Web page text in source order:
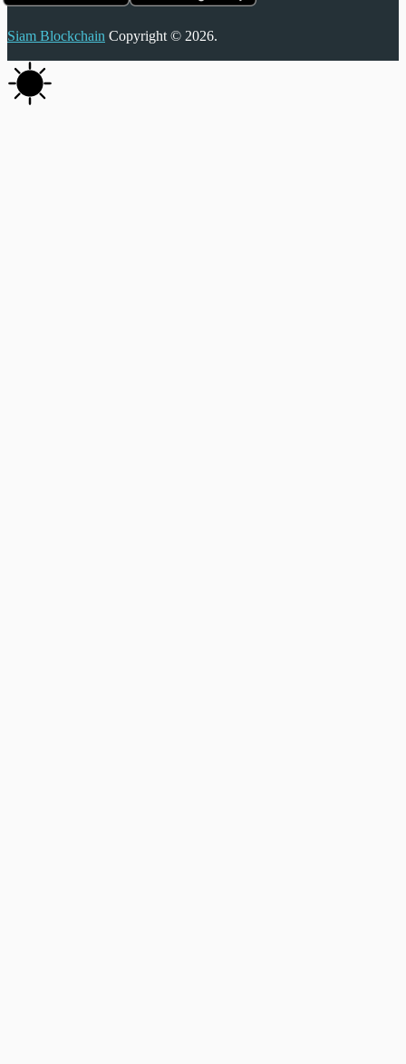
Siam Blockchain Copyright © 2026.